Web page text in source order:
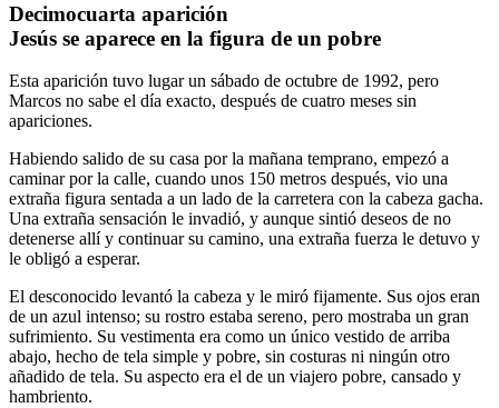
Decimocuarta aparición
Jesús se aparece en la figura de un pobre
Esta aparición tuvo lugar un sábado de octubre de 1992, pero
Marcos no sabe el día exacto, después de cuatro meses sin
apariciones.
Habiendo salido de su casa por la mañana temprano, empezó a
caminar por la calle, cuando unos 150 metros después, vio una
extraña figura sentada a un lado de la carretera con la cabeza gacha.
Una extraña sensación le invadió, y aunque sintió deseos de no
detenerse allí y continuar su camino, una extraña fuerza le detuvo y
le obligó a esperar.
El desconocido levantó la cabeza y le miró fijamente. Sus ojos eran
de un azul intenso; su rostro estaba sereno, pero mostraba un gran
sufrimiento. Su vestimenta era como un único vestido de arriba
abajo, hecho de tela simple y pobre, sin costuras ni ningún otro
añadido de tela. Su aspecto era el de un viajero pobre, cansado y
hambriento.